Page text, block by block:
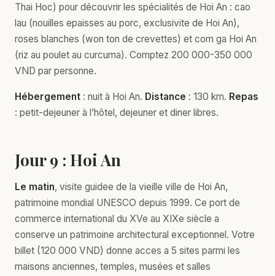
Thai Hoc) pour découvrir les spécialités de Hoi An : cao
lau (nouilles epaisses au porc, exclusivite de Hoi An),
roses blanches (won ton de crevettes) et com ga Hoi An
(riz au poulet au curcuma). Comptez 200 000-350 000
VND par personne.
Hébergement : nuit à Hoi An. Distance : 130 km. Repas
: petit-dejeuner à l’hôtel, dejeuner et diner libres.
Jour 9 : Hoi An
Le matin, visite guidee de la vieille ville de Hoi An,
patrimoine mondial UNESCO depuis 1999. Ce port de
commerce international du XVe au XIXe siècle a
conserve un patrimoine architectural exceptionnel. Votre
billet (120 000 VND) donne acces a 5 sites parmi les
maisons anciennes, temples, musées et salles